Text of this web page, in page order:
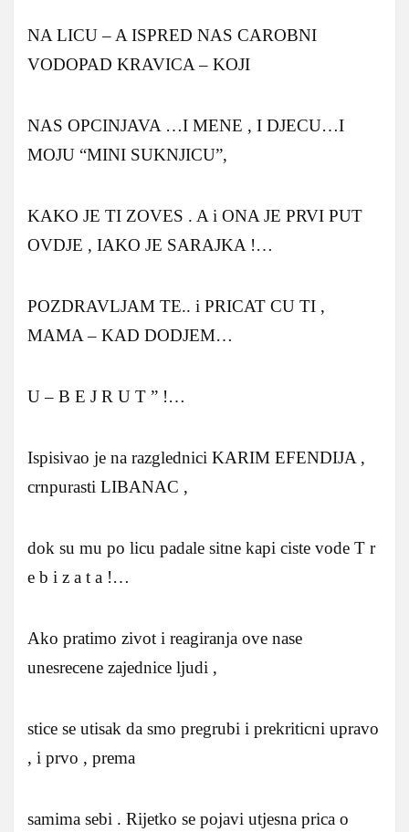
NA LICU – A ISPRED NAS CAROBNI
VODOPAD KRAVICA – KOJI
NAS OPCINJAVA …I MENE , I DJECU…I
MOJU “MINI SUKNJICU”,
KAKO JE TI ZOVES . A i ONA JE PRVI PUT
OVDJE , IAKO JE SARAJKA !…
POZDRAVLJAM TE.. i PRICAT CU TI ,
MAMA – KAD DODJEM…
U – B E J R U T ” !…
Ispisivao je na razglednici KARIM EFENDIJA ,
crnpurasti LIBANAC ,
dok su mu po licu padale sitne kapi ciste vode T r
e b i z a t a !…
Ako pratimo zivot i reagiranja ove nase
unesrecene zajednice ljudi ,
stice se utisak da smo pregrubi i prekriticni upravo
, i prvo , prema
samima sebi . Rijetko se pojavi utjesna prica o